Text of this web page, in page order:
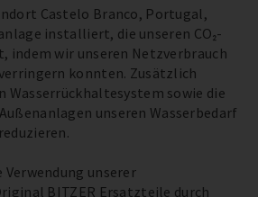
Castelo Branco, Portugal,
installiert, die unseren CO₂-
indem wir unseren Netzverbrauch
konnten. Zusätzlich
Wasserrückhaltesystem sowie die
unseren Wasserbedarf
unserer
BITZER Ersatzteile durch